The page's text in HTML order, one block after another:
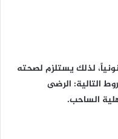
لذلك يستلزم لصحته
التالية: الرضى
الساحب.